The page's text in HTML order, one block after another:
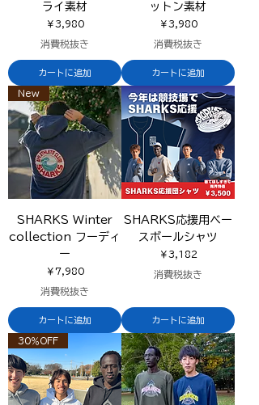
ライ素材
価格
￥3,980
消費税抜き
カートに追加
ットン素材
価格
￥3,980
消費税抜き
カートに追加
New
SHARKS Winter
collection フーディ
ー
価格
￥7,980
消費税抜き
カートに追加
SHARKS応援用ベー
スボールシャツ
価格
￥3,182
消費税抜き
カートに追加
30％OFF